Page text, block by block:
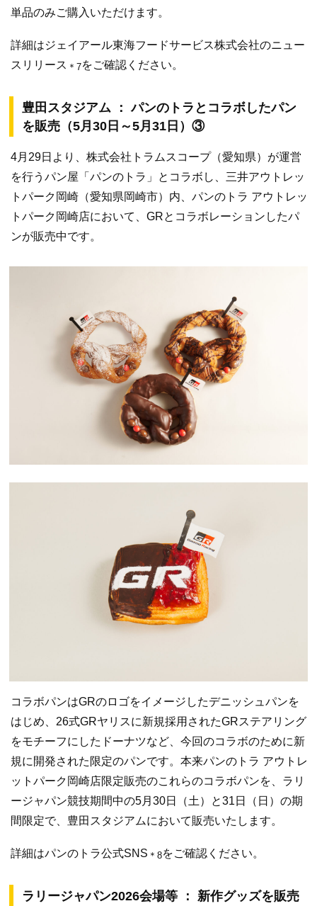
単品のみご購入いただけます。
詳細はジェイアール東海フードサービス株式会社のニュー
スリリース ＊7をご確認ください。
豊田スタジアム ： パンのトラとコラボしたパン
を販売（5月30日～5月31日）③
4月29日より、株式会社トラムスコープ（愛知県）が運営
を行うパン屋「パンのトラ」とコラボし、三井アウトレッ
トパーク岡崎（愛知県岡崎市）内、パンのトラ アウトレッ
トパーク岡崎店において、GRとコラボレーションしたパ
ンが販売中です。
コラボパンはGRのロゴをイメージしたデニッシュパンを
はじめ、26式GRヤリスに新規採用されたGRステアリング
をモチーフにしたドーナツなど、今回のコラボのために新
規に開発された限定のパンです。本来パンのトラ アウトレ
ットパーク岡崎店限定販売のこれらのコラボパンを、ラリ
ージャパン競技期間中の5月30日（土）と31日（日）の期
間限定で、豊田スタジアムにおいて販売いたします。
詳細はパンのトラ公式SNS ＊8をご確認ください。
ラリージャパン2026会場等 ： 新作グッズを販売